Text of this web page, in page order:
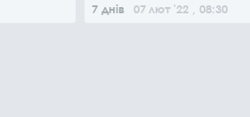
7 днів 07 лют '22 , 08:30